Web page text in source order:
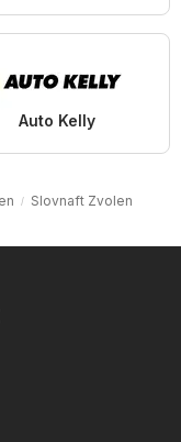
Auto Kelly
Slovnaft Zvolen